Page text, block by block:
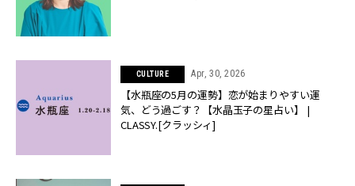
CULTURE Apr, 30, 2026
【水瓶座の5月の運勢】恋が始まりやすい運
気、どう過ごす？【水晶玉子の星占い】 |
CLASSY.[クラッシィ]